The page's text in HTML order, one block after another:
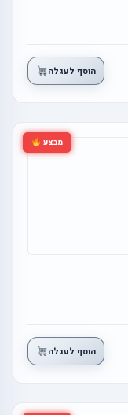
הוסף לעגלה
מבצע
הוסף לעגלה